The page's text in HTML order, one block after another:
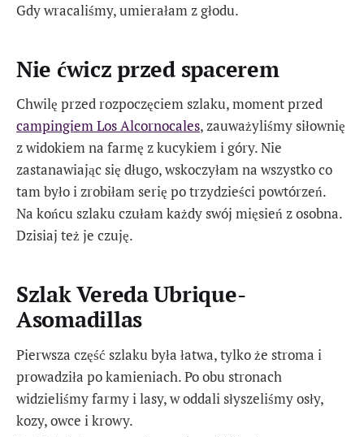
Gdy wracaliśmy, umierałam z głodu.
Nie ćwicz przed spacerem
Chwilę przed rozpoczęciem szlaku, moment przed
campingiem Los Alcornocales, zauważyliśmy siłownię
z widokiem na farmę z kucykiem i góry. Nie
zastanawiając się długo, wskoczyłam na wszystko co
tam było i zrobiłam serię po trzydzieści powtórzeń.
Na końcu szlaku czułam każdy swój mięsień z osobna.
Dzisiaj też je czuję.
Szlak Vereda Ubrique-
Asomadillas
Pierwsza część szlaku była łatwa, tylko że stroma i
prowadziła po kamieniach. Po obu stronach
widzieliśmy farmy i lasy, w oddali słyszeliśmy osły,
kozy, owce i krowy.